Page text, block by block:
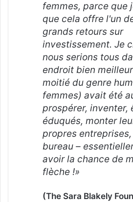
femmes, parce que
que cela offre l'un
grands retours sur
investissement. Je
nous serions tous
endroit bien
moitié du genre
femmes) avait été
prospérer, inventer,
éduqués, monter
propres
bureau –
avoir la chance de
flèche !»
(The Sara Blakely